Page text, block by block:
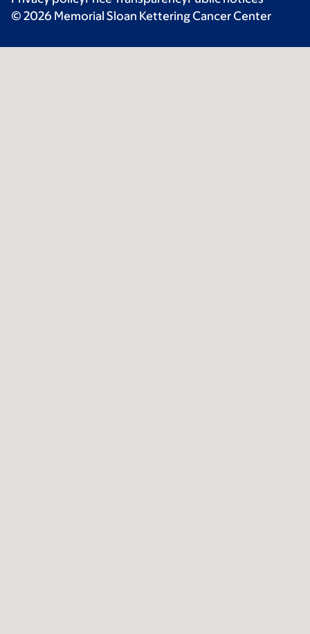
© 2026 Memorial Sloan Kettering Cancer Center